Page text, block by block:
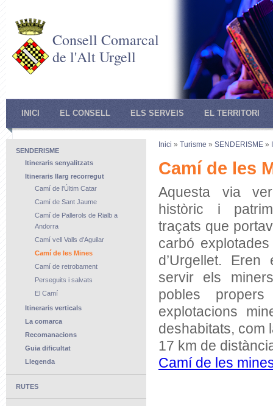
Consell Comarcal
de l'Alt Urgell
INICI EL CONSELL ELS SERVEIS EL TERRITORI
SENDERISME
Itineraris senyalitzats
Itineraris llarg recorregut
Camí de l'Últim Catar
Camí de Sant Jaume
Camí de Pallerols de Rialb a
Andorra
Camí vell Valls d'Aguilar
Camí de les Mines
Camí de retrobament
Perseguits i salvats
El Camí
Itineraris verticals
La comarca
Recomanacions
Guia dificultat
Llegenda
RUTES
Inici » Turisme » SENDERISME »
Camí de les
Aquesta via
històric i
traçats que
carbó
d’Urgellet.
servir els
pobles
explotacions
deshabitats, com
17 km de
Camí de les